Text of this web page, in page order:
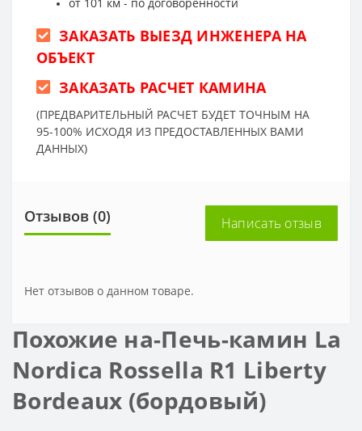
ЗАКАЗАТЬ ВЫЕЗД ИНЖЕНЕРА НА
ОБЪЕКТ
ЗАКАЗАТЬ РАСЧЕТ КАМИНА
(ПРЕДВАРИТЕЛЬНЫЙ РАСЧЕТ БУДЕТ ТОЧНЫМ НА
95-100% ИСХОДЯ ИЗ ПРЕДОСТАВЛЕННЫХ ВАМИ
ДАННЫХ)
Отзывов (0) Написать отзыв
Нет отзывов о данном товаре.
Похожие на-Печь-камин La
Nordica Rossella R1 Liberty
Bordeaux (бордовый)